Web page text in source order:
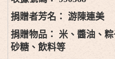
游陳連美
米、醬油、
砂糖、飲料等